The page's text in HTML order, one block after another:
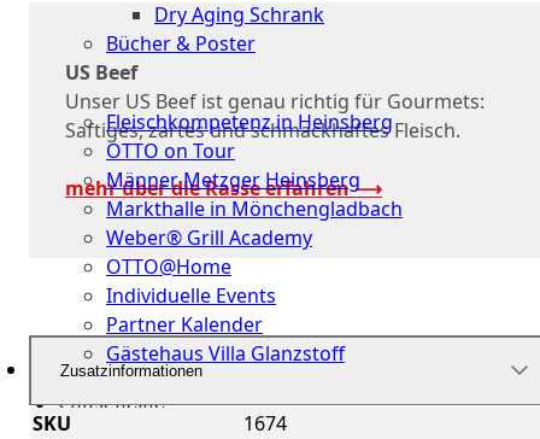
Dry Aging Schrank
Bücher & Poster
Events
Fleischkompetenz in Heinsberg
OTTO on Tour
Männer Metzger Heinsberg
Markthalle in Mönchengladbach
Weber® Grill Academy
OTTO@Home
Individuelle Events
Partner Kalender
Gästehaus Villa Glanzstoff
Gutscheine
US Beef
Unser US Beef ist genau richtig für Gourmets:
Saftiges, zartes und schmackhaftes Fleisch.
mehr über die Rasse erfahren ⟶
Zusatzinformationen
SKU
1674